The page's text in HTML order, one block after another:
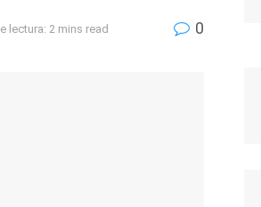
lectura: 2 mins read 0